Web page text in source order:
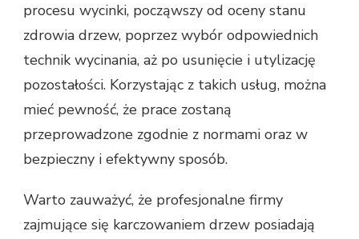
procesu wycinki, począwszy od oceny stanu
zdrowia drzew, poprzez wybór odpowiednich
technik wycinania, aż po usunięcie i utylizację
pozostałości. Korzystając z takich usług, można
mieć pewność, że prace zostaną
przeprowadzone zgodnie z normami oraz w
bezpieczny i efektywny sposób.
Warto zauważyć, że profesjonalne firmy
zajmujące się karczowaniem drzew posiadają